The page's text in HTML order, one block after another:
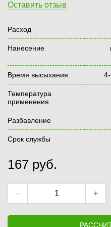
Оставить отзыв
Расход
Нанесение
Время высыхания
Температура
применения
Разбавление
Срок службы
167 руб.
– +